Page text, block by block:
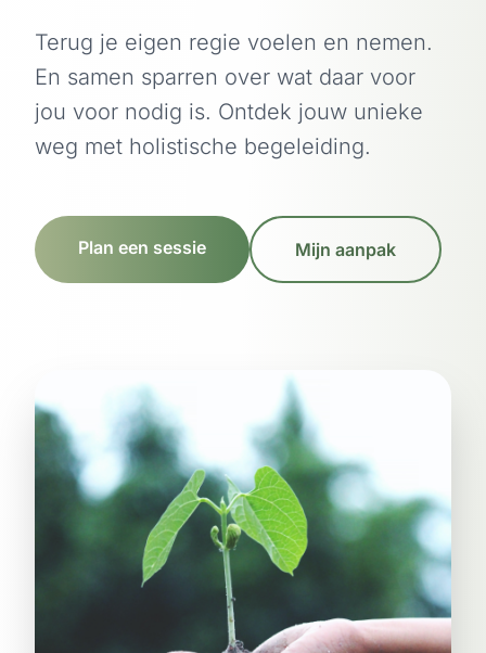
Terug je eigen regie voelen en nemen.
En samen sparren over wat daar voor
jou voor nodig is. Ontdek jouw unieke
weg met holistische begeleiding.
Plan een sessie Mijn aanpak